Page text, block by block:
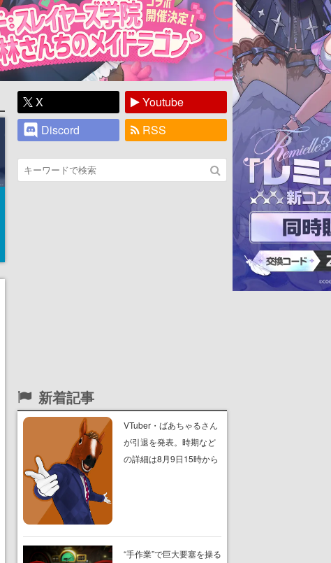
X
Youtube
Discord
RSS
新着記事
VTuber・ばあちゃるさん
が引退を発表。時期など
の詳細は8月9日15時から
“手作業”で巨大要塞を操る